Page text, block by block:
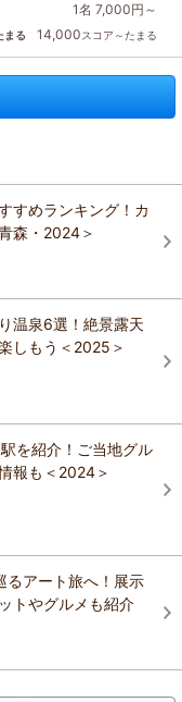
1名 7,000円～
まる 14,000スコア～たまる
すめランキング！カ
森・2024＞
温泉6選！絶景露天
しもう＜2025＞
を紹介！ご当地グル
報も＜2024＞
るアート旅へ！展示
トやグルメも紹介